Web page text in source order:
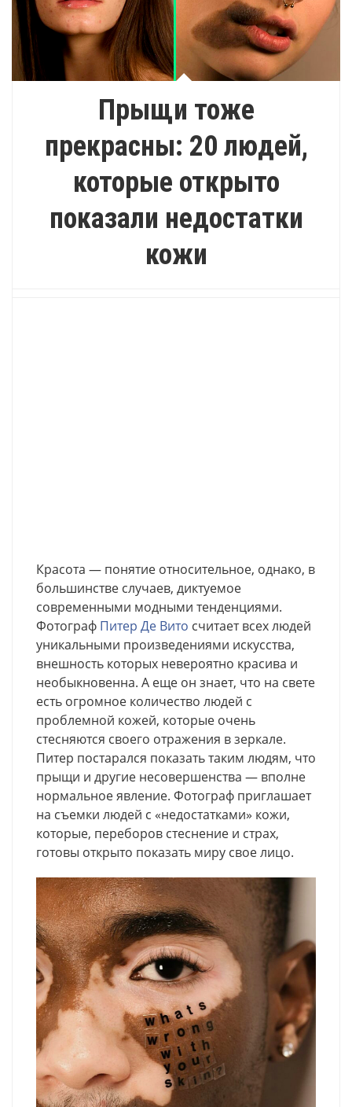
Прыщи тоже
прекрасны: 20 людей,
которые открыто
показали недостатки
кожи
Красота — понятие относительное, однако, в
большинстве случаев, диктуемое
современными модными тенденциями.
Фотограф Питер Де Вито считает всех людей
уникальными произведениями искусства,
внешность которых невероятно красива и
необыкновенна. А еще он знает, что на свете
есть огромное количество людей с
проблемной кожей, которые очень
стесняются своего отражения в зеркале.
Питер постарался показать таким людям, что
прыщи и другие несовершенства — вполне
нормальное явление. Фотограф приглашает
на съемки людей с «недостатками» кожи,
которые, переборов стеснение и страх,
готовы открыто показать миру свое лицо.